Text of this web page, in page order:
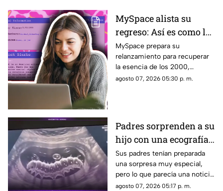
MySpace alista su
regreso: Así es como la
icónica red social
busca volver y revivir
la esencia de los años
2000
MySpace prepara su
relanzamiento para recuperar
la esencia de los 2000,
conectando a músicos y
agosto 07, 2026 05:30 p. m.
Padres sorprenden a su
hijo con una ecografía
falsa y su reacción se
vuelve inolvidable
Sus padres tenían preparada
una sorpresa muy especial,
pero lo que parecía una noticia
increíble terminó siendo una
agosto 07, 2026 05:17 p. m.